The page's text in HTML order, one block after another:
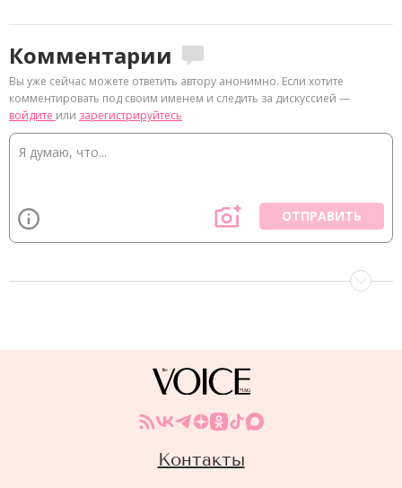
Комментарии
Вы уже сейчас можете ответить автору анонимно. Если хотите
комментировать под своим именем и следить за дискуссией —
войдите или зарегистрируйтесь
ОТПРАВИТЬ
Контакты